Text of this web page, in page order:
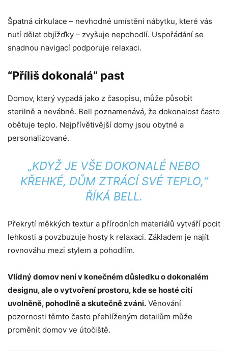
Špatná cirkulace – nevhodné umístění nábytku, které vás
nutí dělat objížďky – zvyšuje nepohodlí. Uspořádání se
snadnou navigací podporuje relaxaci.
“Příliš dokonalá” past
Domov, který vypadá jako z časopisu, může působit
sterilně a nevábně. Bell poznamenává, že dokonalost často
obětuje teplo. Nejpřívětivější domy jsou obytné a
personalizované.
„KDYŽ JE VŠE DOKONALÉ NEBO
KŘEHKÉ, DŮM ZTRÁCÍ SVÉ TEPLO,“
ŘÍKÁ BELL.
Překrytí měkkých textur a přírodních materiálů vytváří pocit
lehkosti a povzbuzuje hosty k relaxaci. Základem je najít
rovnováhu mezi stylem a pohodlím.
Vlídný domov není v konečném důsledku o dokonalém
designu, ale o vytvoření prostoru, kde se hosté cítí
uvolněně, pohodlně a skutečně zváni. Věnování
pozornosti těmto často přehlíženým detailům může
proměnit domov ve útočiště.